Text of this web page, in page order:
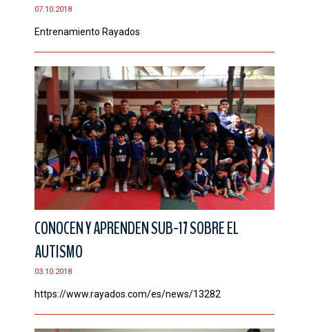
07.10.2018
Entrenamiento Rayados
CONOCEN Y APRENDEN SUB-17 SOBRE EL
AUTISMO
03.10.2018
https://www.rayados.com/es/news/13282